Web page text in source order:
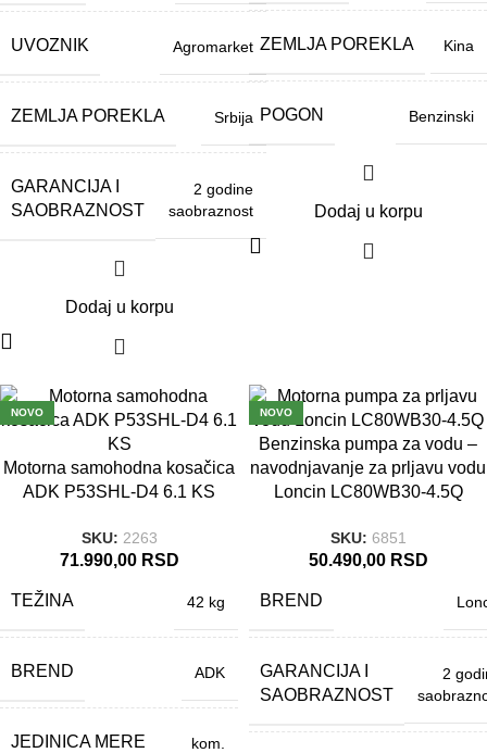
UVOZNIK Agromarket
ZEMLJA POREKLA Srbija
GARANCIJA I
SAOBRAZNOST
2 godine
saobraznost
Dodaj u korpu
ZEMLJA POREKLA Kina
POGON Benzinski
Dodaj u korpu
NOVO
Motorna samohodna kosačica
ADK P53SHL-D4 6.1 KS
SKU: 2263
71.990,00 RSD
TEŽINA 42 kg
BREND ADK
JEDINICA MERE kom.
NOVO
2 GODINE SAOBR
AZNOST
Benzinska pumpa za vodu –
navodnjavanje za prljavu vodu
Loncin LC80WB30-4.5Q
SKU: 6851
50.490,00 RSD
BREND
GARANCIJA I
SAOBRAZNOST
2